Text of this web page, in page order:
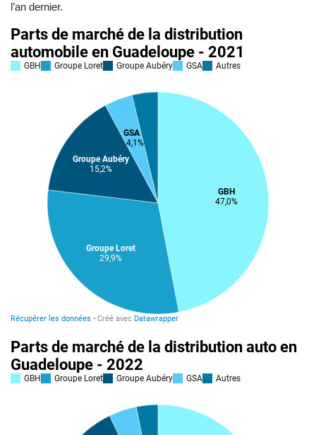
l’an dernier.